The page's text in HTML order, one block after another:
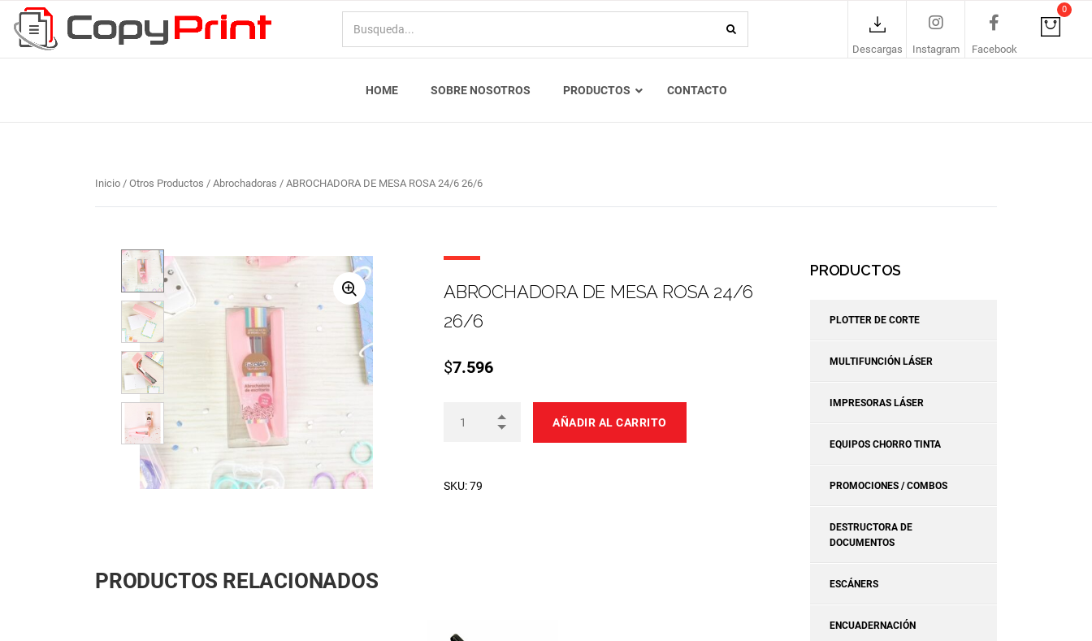
Descargas Instagram Facebook
0
HOME SOBRE NOSOTROS PRODUCTOS CONTACTO
Inicio / Otros Productos / Abrochadoras / ABROCHADORA DE MESA ROSA 24/6 26/6
ABROCHADORA DE MESA ROSA 24/6
26/6
$7.596
AÑADIR AL CARRITO
SKU:79
PRODUCTOS RELACIONADOS
PRODUCTOS
PLOTTER DE CORTE
MULTIFUNCIÓN LÁSER
IMPRESORAS LÁSER
EQUIPOS CHORRO TINTA
PROMOCIONES / COMBOS
DESTRUCTORA DE
DOCUMENTOS
ESCÁNERS
ENCUADERNACIÓN